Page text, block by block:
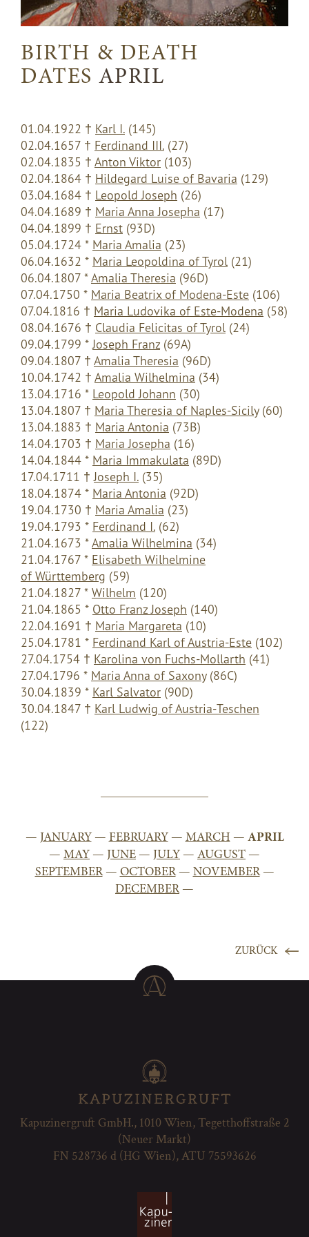
BIRTH & DEATH
DATES APRIL
01.04.1922 † Karl I. (145)
02.04.1657 † Ferdinand III. (27)
02.04.1835 † Anton Viktor (103)
02.04.1864 † Hildegard Luise of Bavaria (129)
03.04.1684 † Leopold Joseph (26)
04.04.1689 † Maria Anna Josepha (17)
04.04.1899 † Ernst (93D)
05.04.1724 * Maria Amalia (23)
06.04.1632 * Maria Leopoldina of Tyrol (21)
06.04.1807 *Amalia Theresia (96D)
07.04.1750 * Maria Beatrix of Modena-Este (106)
07.04.1816 † Maria Ludovika of Este-Modena (58)
08.04.1676 † Claudia Felicitas of Tyrol (24)
09.04.1799 *Joseph Franz (69A)
09.04.1807 † Amalia Theresia (96D)
10.04.1742 † Amalia Wilhelmina (34)
13.04.1716 * Leopold Johann (30)
13.04.1807 † Maria Theresia of Naples-Sicily(60)
13.04.1883 † Maria Antonia (73B)
14.04.1703 † Maria Josepha (16)
14.04.1844 * Maria Immakulata (89D)
17.04.1711 †Joseph I. (35)
18.04.1874 * Maria Antonia (92D)
19.04.1730 † Maria Amalia (23)
19.04.1793 * Ferdinand I. (62)
21.04.1673 *Amalia Wilhelmina (34)
21.04.1767 * Elisabeth Wilhelmine
of Württemberg (59)
21.04.1827 * Wilhelm (120)
21.04.1865 * Otto Franz Joseph (140)
22.04.1691 † Maria Margareta (10)
25.04.1781 * Ferdinand Karl of Austria-Este (102)
27.04.1754 † Karolina von Fuchs-Mollarth (41)
27.04.1796 * Maria Anna of Saxony(86C)
30.04.1839 * Karl Salvator (90D)
30.04.1847 † Karl Ludwig of Austria-Teschen
(122)
— JANUARY — FEBRUARY— MARCH — APRIL
— MAY — JUNE — JULY — AUGUST —
SEPTEMBER— OCTOBER— NOVEMBER—
DECEMBER—
ZURÜCK
Kapuzinergruft GmbH., 1010 Wien, Tegetthoffstraße 2
(Neuer Markt)
FN 528736 d (HG Wien), ATU 75593626